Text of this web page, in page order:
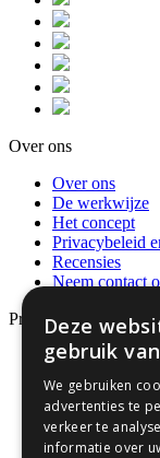
Over ons
Over ons
De werkwijze
Het concept
Privacybeleid
Recensies
Neem contact
Producten
Algemene
Hypotheken
Formulieren
Zoeken
Deze
gebruik
We gebruiken
advertenties te
verkeer te
informatie over